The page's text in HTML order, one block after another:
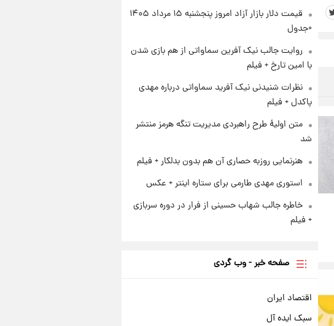
قیمت دلار بازار آزاد امروز پنجشنبه ۱۵ مرداد ۱۴۰۵
+جدول
روایت جالب نیک آفرین سماواتی از هم بازی شدن
با امین تارخ + فیلم
نظرات شنیدنی نیک آفرید سماواتی درباره مهدی
پاکدل + فیلم
متن اولیۀ طرح راهبردی مدیریت تنگه هرمز منتشر
شد
هنرنمایی روزبه حصاری آن هم بدون بدلکار + فیلم
استوری مهدی طارمی برای ستاره اینتر + عکس
خاطره جالب شهاب حسینی از فرار در دوره سربازی
+ فیلم
صفحه خبر - وب گردی
اقتصاد ایران
سبک ایده آل